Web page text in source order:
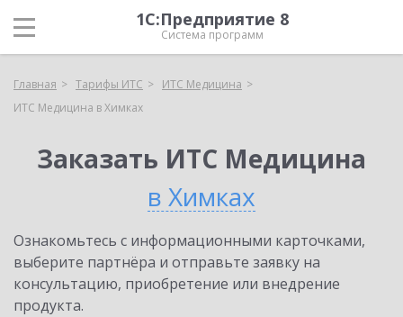
1С:Предприятие 8
Система программ
Главная Тарифы ИТС
ИТС Медицина
ИТС Медицина в Химках
Заказать ИТС Медицина
в Химках
Ознакомьтесь с информационными карточками,
выберите партнёра и отправьте заявку на
консультацию, приобретение или внедрение
продукта.